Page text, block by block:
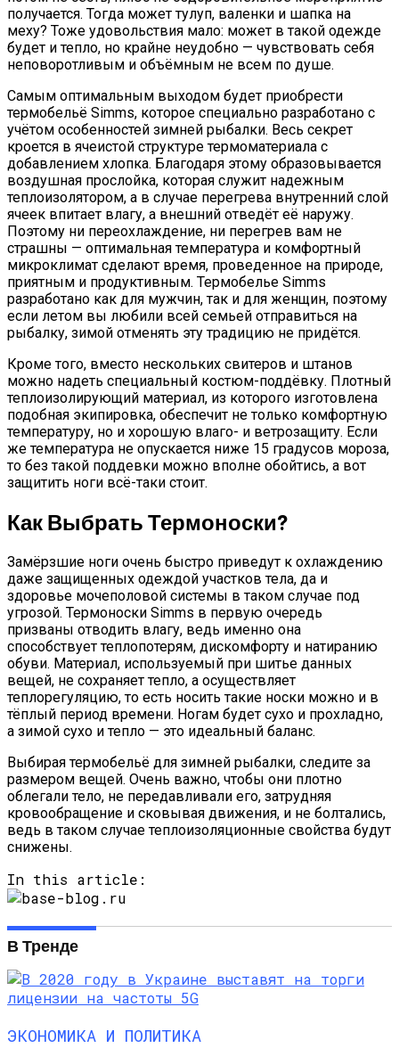
получается. Тогда может тулуп, валенки и шапка на
меху? Тоже удовольствия мало: может в такой одежде
будет и тепло, но крайне неудобно — чувствовать себя
неповоротливым и объёмным не всем по душе.
Самым оптимальным выходом будет приобрести
термобельё Simms, которое специально разработано с
учётом особенностей зимней рыбалки. Весь секрет
кроется в ячеистой структуре термоматериала с
добавлением хлопка. Благодаря этому образовывается
воздушная прослойка, которая служит надежным
теплоизолятором, а в случае перегрева внутренний слой
ячеек впитает влагу, а внешний отведёт её наружу.
Поэтому ни переохлаждение, ни перегрев вам не
страшны — оптимальная температура и комфортный
микроклимат сделают время, проведенное на природе,
приятным и продуктивным. Термобелье Simms
разработано как для мужчин, так и для женщин, поэтому
если летом вы любили всей семьей отправиться на
рыбалку, зимой отменять эту традицию не придётся.
Кроме того, вместо нескольких свитеров и штанов
можно надеть специальный костюм-поддёвку. Плотный
теплоизолирующий материал, из которого изготовлена
подобная экипировка, обеспечит не только комфортную
температуру, но и хорошую влаго- и ветрозащиту. Если
же температура не опускается ниже 15 градусов мороза,
то без такой поддевки можно вполне обойтись, а вот
защитить ноги всё-таки стоит.
Как Выбрать Термоноски?
Замёрзшие ноги очень быстро приведут к охлаждению
даже защищенных одеждой участков тела, да и
здоровье мочеполовой системы в таком случае под
угрозой. Термоноски Simms в первую очередь
призваны отводить влагу, ведь именно она
способствует теплопотерям, дискомфорту и натиранию
обуви. Материал, используемый при шитье данных
вещей, не сохраняет тепло, а осуществляет
теплорегуляцию, то есть носить такие носки можно и в
тёплый период времени. Ногам будет сухо и прохладно,
а зимой сухо и тепло — это идеальный баланс.
Выбирая термобельё для зимней рыбалки, следите за
размером вещей. Очень важно, чтобы они плотно
облегали тело, не передавливали его, затрудняя
кровообращение и сковывая движения, и не болтались,
ведь в таком случае теплоизоляционные свойства будут
снижены.
In this article:
В Тренде
ЭКОНОМИКА И ПОЛИТИКА